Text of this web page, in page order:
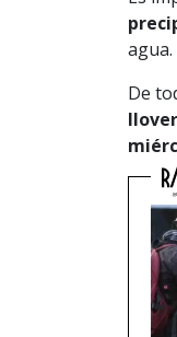
agua.
De